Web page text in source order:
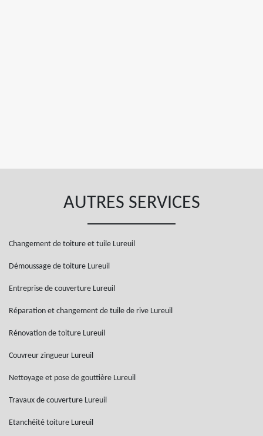
AUTRES SERVICES
Changement de toiture et tuile Lureuil
Démoussage de toiture Lureuil
Entreprise de couverture Lureuil
Réparation et changement de tuile de rive Lureuil
Rénovation de toiture Lureuil
Couvreur zingueur Lureuil
Nettoyage et pose de gouttière Lureuil
Travaux de couverture Lureuil
Etanchéité toiture Lureuil